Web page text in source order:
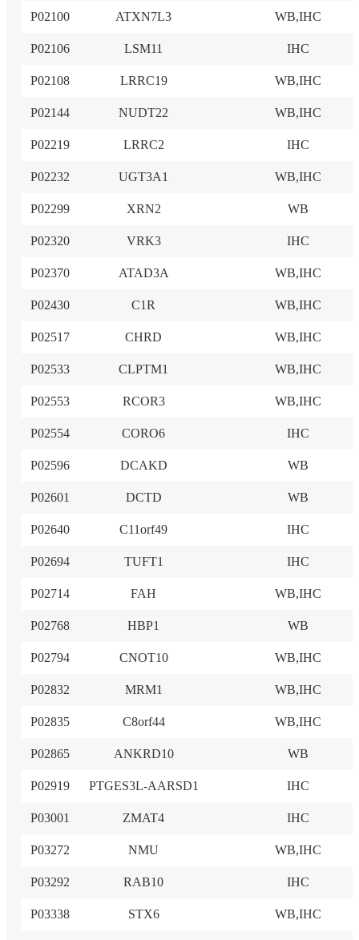
P02100 ATXN7L3 WB,IHC
P02106 LSM11 IHC
P02108 LRRC19 WB,IHC
P02144 NUDT22 WB,IHC
P02219 LRRC2 IHC
P02232 UGT3A1 WB,IHC
P02299 XRN2 WB
P02320 VRK3 IHC
P02370 ATAD3A WB,IHC
P02430 C1R WB,IHC
P02517 CHRD WB,IHC
P02533 CLPTM1 WB,IHC
P02553 RCOR3 WB,IHC
P02554 CORO6 IHC
P02596 DCAKD WB
P02601 DCTD WB
P02640 C11orf49 IHC
P02694 TUFT1 IHC
P02714 FAH WB,IHC
P02768 HBP1 WB
P02794 CNOT10 WB,IHC
P02832 MRM1 WB,IHC
P02835 C8orf44 WB,IHC
P02865 ANKRD10 WB
P02919 PTGES3L-AARSD1 IHC
P03001 ZMAT4 IHC
P03272 NMU WB,IHC
P03292 RAB10 IHC
P03338 STX6 WB,IHC